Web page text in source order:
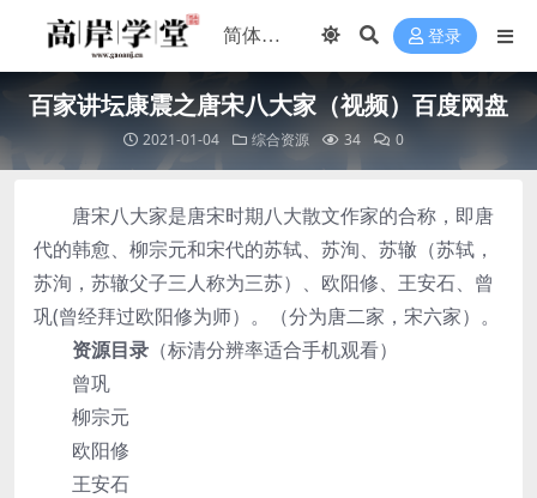
登录
百家讲坛康震之唐宋八大家（视频）百度网盘
2021-01-04 综合资源 34 0
唐宋八大家是唐宋时期八大散文作家的合称，即唐
代的韩愈、柳宗元和宋代的苏轼、苏洵、苏辙（苏轼，
苏洵，苏辙父子三人称为三苏）、欧阳修、王安石、曾
巩(曾经拜过欧阳修为师）。（分为唐二家，宋六家）。
资源目录 （标清分辨率适合手机观看）
曾巩
柳宗元
欧阳修
王安石